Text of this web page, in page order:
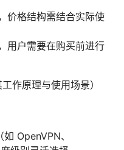
价格结构需结合实际使
用户需要在购买前进行
作原理与使用场景）
OpenVPN、